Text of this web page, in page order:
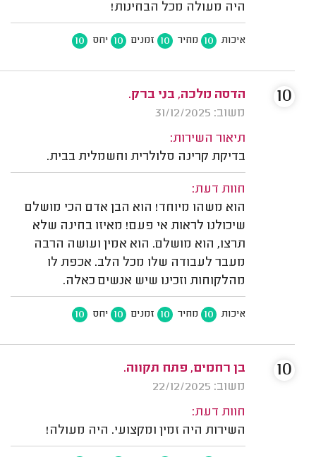
היה מעולה מכל הבחינות!
איכות 10 מחיר 10 זמנים 10 יחס 10
הדסה מלכה, בני ברק.
משוב: 31/12/2025
תיאור השירות:
בדיקת קרינה סלולרית וחשמלית בבית.
חוות דעת:
הוא משהו מיוחד! הוא הבן אדם הכי מושלם
שיכולנו לראות אי פעם! מאיזו בחינה שלא
תרצו, הוא מושלם. הוא אמין ועושה הרבה
מעבר לעבודה שלו מכל הלב. אכפת לו
מהלקוחות וזכינו שיש אנשים כאלה.
איכות 10 מחיר 10 זמנים 10 יחס 10
10
בן רחמים, פתח תקווה.
משוב: 22/12/2025
חוות דעת:
השירות היה זמין ומקצועי. היה מעולה!
10